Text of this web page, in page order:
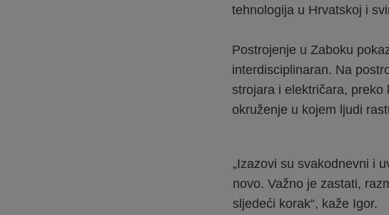
tehnologija u Hrvatskoj i
Postrojenje u Zaboku
interdisciplinaran. Na
strojara i električara,
okruženje u kojem ljudi
„Izazovi su svakodnevni i
novo. Važno je zastati,
sljedeći korak“, kaže Igor.